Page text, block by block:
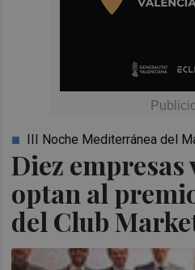
Diez empresas
optan al
del Club
III Noche Mediterránea del